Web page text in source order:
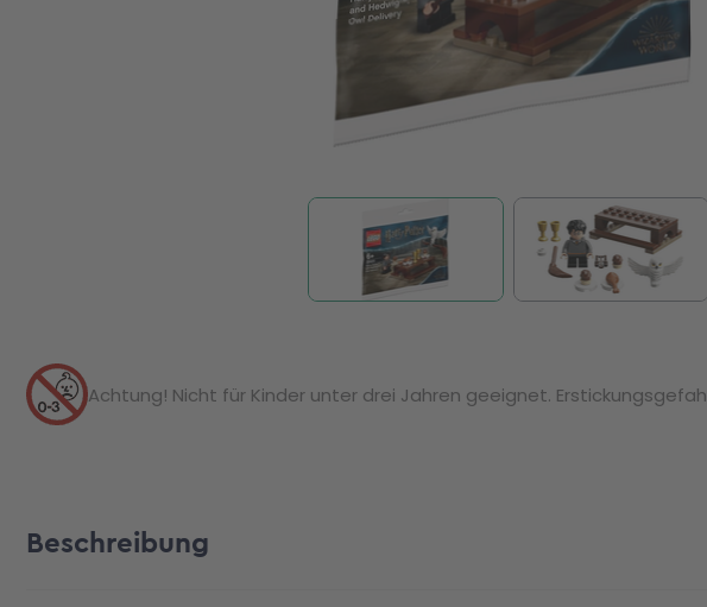
Achtung! Nicht für Kinder unter drei Jahren geeignet.
Beschreibung